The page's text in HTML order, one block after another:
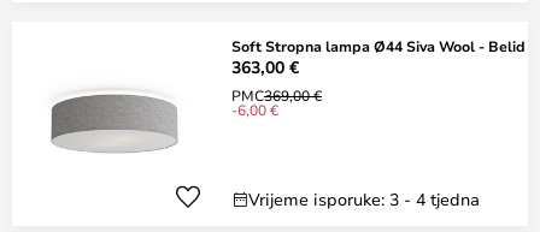
Soft Stropna lampa Ø44 Siva Wool - Belid
363,00 €
PMC369,00 €
-6,00 €
Vrijeme isporuke: 3 - 4 tjedna